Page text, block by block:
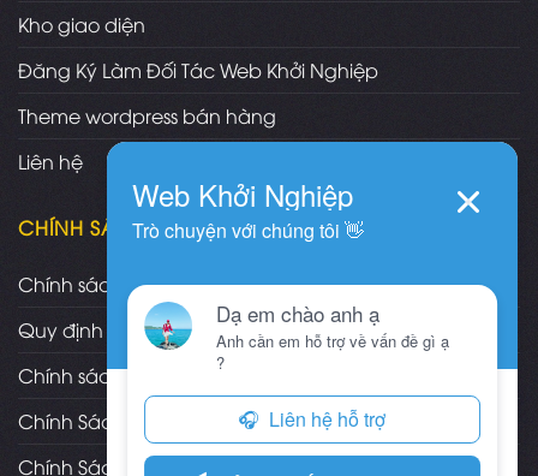
Kho giao diện
Đăng Ký Làm Đối Tác Web Khởi Nghiệp
Theme wordpress bán hàng
Liên hệ
CHÍNH SÁCH
Chính sách và quy định chung
Quy định và hình thức thanh toán
Chính sách vận chuyển/giao nhận/cài đặt
Chính Sách Bảo Hành, Bảo Trì Theme
Chính Sách Đổi Trả, Hoàn Tiền Sản Phẩm